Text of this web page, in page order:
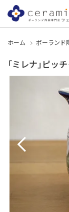
ホーム ポーランド
「ミレナ」ピッ